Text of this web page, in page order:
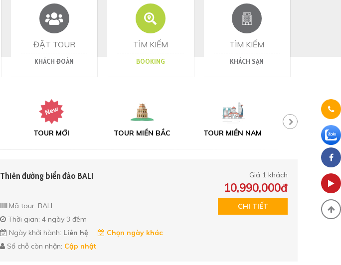
Tp. Hồ Chí Minh
Văn phòng Quy Nhơn
60 Thanh Niên, P. Quy Nhơn, Gia Lai
ĐẶT TOUR
KHÁCH ĐOÀN
TÌM KIẾM
BOOKING
TÌM KIẾM
KHÁCH SẠN
TOUR MIỀN BẮC TOUR MIỀN NAM TOUR ĐÀ LẠT TOUR MỘT
Thiên đường biển đảo BALI
Mã tour: BALI
Thời gian: 4 ngày 3 đêm
Ngày khởi hành: Liên hệ
Chọn ngày khác
Số chỗ còn nhận: Cập nhật
Giá 1 khách
10,990,000đ
CHI TIẾT